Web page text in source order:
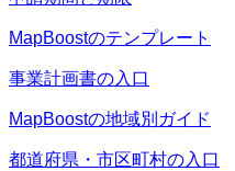
MapBoostのテンプレート
事業計画書の入口
MapBoostの地域別ガイド
都道府県・市区町村の入口